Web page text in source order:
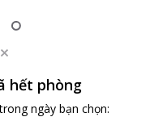
hết phòng
ngày bạn chọn: